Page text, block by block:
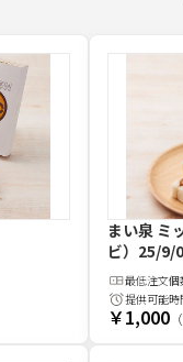
まい泉 ミ
ビ） 25/9/
最低注文個
提供可能時
￥1,000